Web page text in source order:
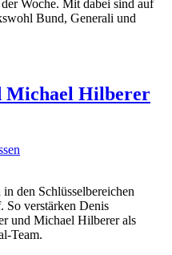
Woche. Mit dabei sind auf
Bund, Generali und
Michael Hilberer
den Schlüsselbereichen
So verstärken Denis
und Michael Hilberer als
Team.